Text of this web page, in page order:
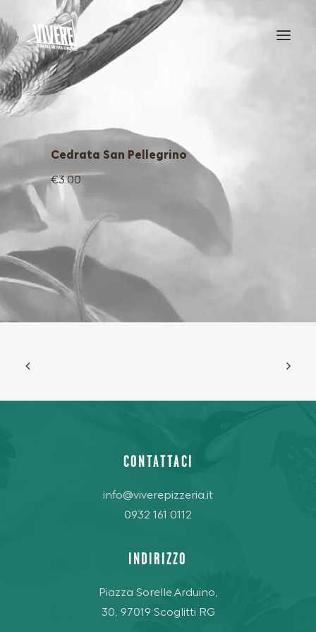
HOME
MENU
Cedrata San Pellegrino
€3.00
CONTATTACI
info@viverepizzeria.it
0932 161 0112
INDIRIZZO
Piazza Sorelle Arduino,
30, 97019 Scoglitti RG